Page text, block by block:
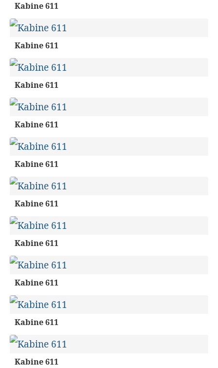
Kabine 611
Kabine 611
Kabine 611
Kabine 611
Kabine 611
Kabine 611
Kabine 611
Kabine 611
Kabine 611
Kabine 611